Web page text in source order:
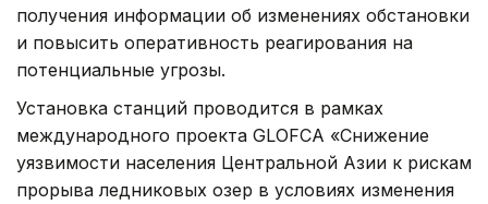
получения информации об изменениях обстановки
и повысить оперативность реагирования на
потенциальные угрозы.
Установка станций проводится в рамках
международного проекта GLOFCA «Снижение
уязвимости населения Центральной Азии к рискам
прорыва ледниковых озер в условиях изменения